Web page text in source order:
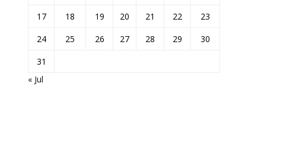
17
18 19 20 21 22
23
24
25 26 27 28 29
30
31
« Jul